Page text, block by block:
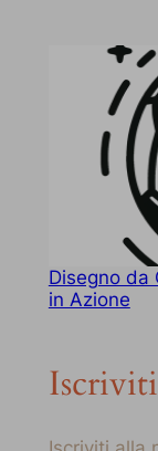
Disegno da
in Azione